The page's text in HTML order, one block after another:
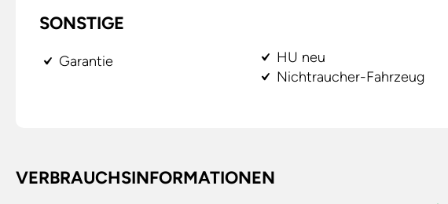
SONSTIGE
Garantie
HU neu
Nichtraucher-Fahrzeug
VERBRAUCHSINFORMATIONEN